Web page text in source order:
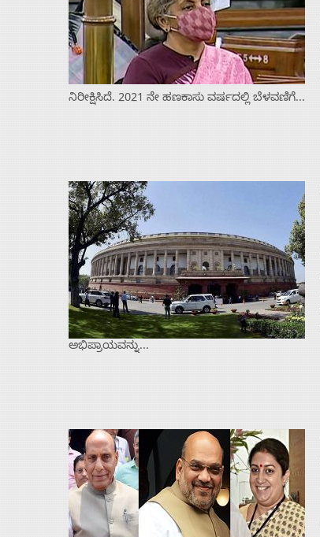
Home
About
ನಿರೀಕ್ಷಿಸಿದೆ. 2021 ನೇ ಹಣಕಾಸು ವರ್ಷದಲ್ಲಿ ಬೆಳವಣಿಗೆ...
ಅಭಿಪ್ರಾಯವನ್ನು...